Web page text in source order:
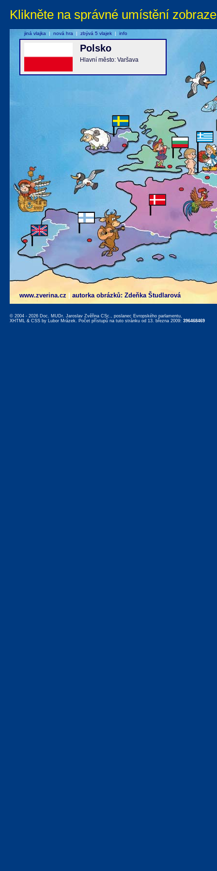
Klikněte na správné umístění
www.zverina.cz autorka obrázků: Zdeňka Študlarová
Polsko
Hlavní město: Varšava
jiná vlajka | nová hra | zbývá 5 vlajek | info
© 2004 - 2026 Doc. MUDr. Jaroslav Zvěřina CSc., poslanec Evropského parlamentu,
XHTML & CSS by Lubor Mrázek. Počet přístupů na tuto stránku od 13. března 2009: 396468469